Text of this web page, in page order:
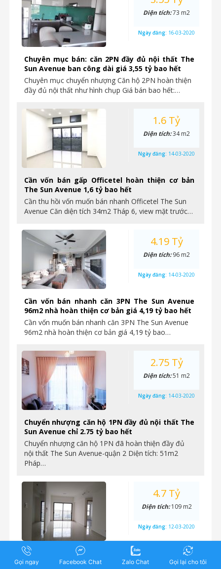
Chuyên mục bán: căn 2PN đầy đủ nội thất The
Sun Avenue ban công dài giá 3,55 tỷ bao hết
Chuyên mục chuyển nhượng Căn hộ 2PN hoàn thiện
đầy đủ nội thất như hình chụp Giá bán bao hết:…
Diện tích:73 m2
Ngày đăng: 16-03-2020
Cần vốn bán gấp Officetel hoàn thiện cơ bản
The Sun Avenue 1,6 tỷ bao hết
Cần thu hồi vốn muốn bán nhanh Officetel The Sun
Avenue Căn diện tích 34m2 Tháp 6, view mặt trước…
1.6 Tỷ
Diện tích:34 m2
Ngày đăng: 14-03-2020
Cần vốn bán nhanh căn 3PN The Sun Avenue
96m2 nhà hoàn thiện cơ bản giá 4,19 tỷ bao hết
Cần vốn muốn bán nhanh căn 3PN The Sun Avenue
96m2 nhà hoàn thiện cơ bản giá 4,19 tỷ bao…
4.19 Tỷ
Diện tích:96 m2
Ngày đăng: 14-03-2020
Chuyển nhượng căn hộ 1PN đầy đủ nội thất The
Sun Avenue chỉ 2.75 tỷ bao hết
Chuyển nhượng căn hộ 1PN đã hoàn thiện đầy đủ
nội thất The Sun Avenue-quận 2 Diện tích: 51m2
Pháp…
2.75 Tỷ
Diện tích:51 m2
Ngày đăng: 14-03-2020
The Sun Avenue – Chuyển nhượng căn 3 phòng
ngủ, 109m2, nhà hoàn thiện cơ bản, giá 4,7 tỷ
4.7 Tỷ
Diện tích:109 m2
Ngày đăng: 12-03-2020
Gọi ngay Facebook Chat Zalo Chat Gọi lại cho tôi